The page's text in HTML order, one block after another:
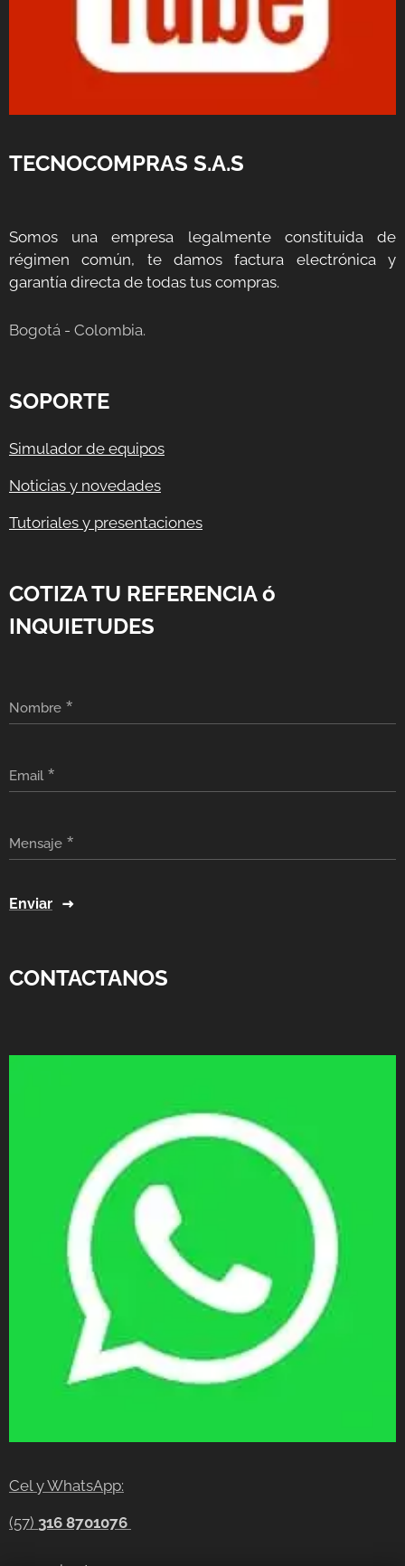
TECNOCOMPRAS S.A.S
Somos una empresa legalmente constituida de
régimen común, te damos factura electrónica y
garantía directa de todas tus compras.
Bogotá - Colombia.
SOPORTE
Simulador de equipos
Noticias y novedades
Tutoriales y presentaciones
COTIZA TU REFERENCIA ó
INQUIETUDES
Nombre
Email
Mensaje
Enviar
CONTACTANOS
Cel y WhatsApp:
(57) 316 8701076